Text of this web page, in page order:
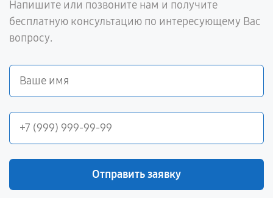
Напишите или позвоните нам и получите
бесплатную консультацию по интересующему Вас
вопросу.
Отправить заявку